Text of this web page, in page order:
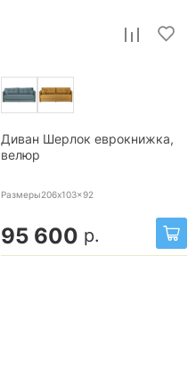
Диван Шерлок еврокнижка,
велюр
Размеры206x103x92
95 600 р.